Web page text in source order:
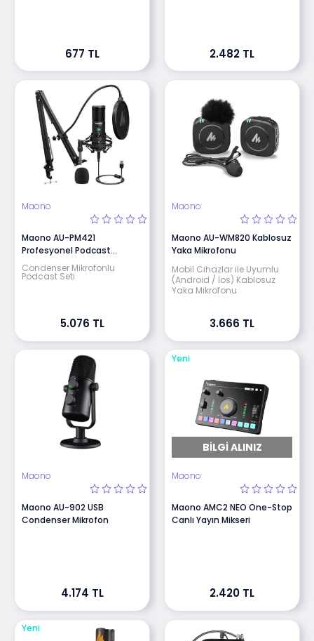
677 TL 2.482 TL
Maono
Maono AU-PM421
Profesyonel Podcast
Mikrofon Seti
Condenser Mikrofonlu
Podcast Seti
5.076 TL
Maono
Maono AU-WM820 Kablosuz
Yaka Mikrofonu
Mobil Cihazlar ile Uyumlu
(Android / İos) Kablosuz
Yaka Mikrofonu
3.666 TL
Maono
Maono AU-902 USB
Condenser Mikrofon
4.174 TL
Yeni
BILGI ALINIZ
Maono
Maono AMC2 NEO One-Stop
Canlı Yayın Mikseri
2.420 TL
Yeni